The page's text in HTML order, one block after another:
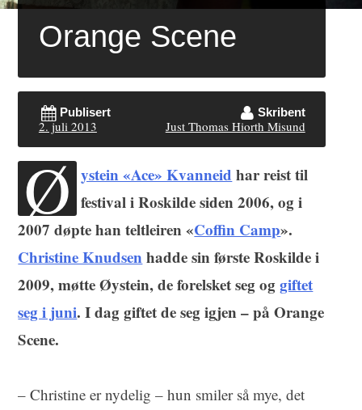
Orange Scene
Publisert
2. juli 2013
Skribent
Just Thomas Hiorth Misund
Ø ystein «Ace» Kvanneid har reist til
festival i Roskilde siden 2006, og i
2007 døpte han teltleiren «Coffin Camp».
Christine Knudsen hadde sin første Roskilde i
2009, møtte Øystein, de forelsket seg oggiftet
seg i juni. I dag giftet de seg igjen – på Orange
Scene.
– Christine er nydelig – hun smiler så mye, det